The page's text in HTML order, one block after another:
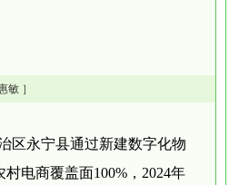
］
区永宁县通过新建数字化物
电商覆盖面100%，2024年